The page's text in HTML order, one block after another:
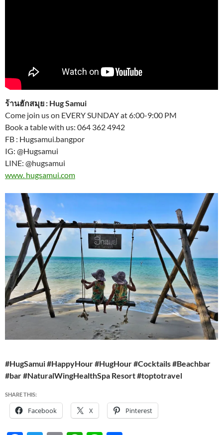
ร้านฮักสมุย : Hug Samui
Come join us on EVERY SUNDAY at 6:00-9:00 PM
Book a table with us: 064 362 4942
FB : Hugsamui.bangpor
IG: @Hugsamui
LINE: @hugsamui
www. hugsamui.com
#HugSamui #HappyHour #HugHour #Cocktails #Beachbar
#bar #NaturalWingHealthSpa Resort #toptotravel
SHARE THIS:
Facebook X Pinterest